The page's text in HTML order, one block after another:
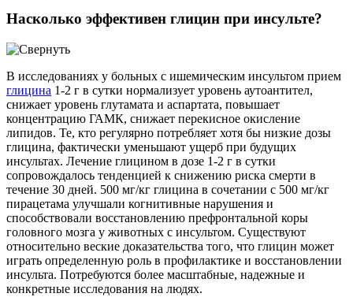
Насколько эффективен глицин при инсульте?
В исследованиях у больных с ишемическим инсультом прием
глицина 1-2 г в сутки нормализует уровень аутоантител,
снижает уровень глутамата и аспартата, повышает
концентрацию ГАМК, снижает перекисное окисление
липидов. Те, кто регулярно потребляет хотя бы низкие дозы
глицина, фактически уменьшают ущерб при будущих
инсультах. Лечение глицином в дозе 1-2 г в сутки
сопровождалось тенденцией к снижению риска смерти в
течение 30 дней. 500 мг/кг глицина в сочетании с 500 мг/кг
пирацетама улучшали когнитивные нарушения и
способствовали восстановлению префронтальной коры
головного мозга у животных с инсультом. Существуют
относительно веские доказательства того, что глицин может
играть определенную роль в профилактике и восстановлении
инсульта. Потребуются более масштабные, надежные и
конкретные исследования на людях.